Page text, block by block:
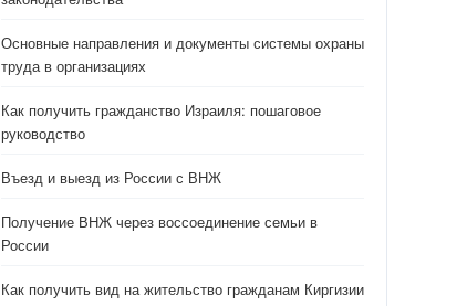
Основные направления и документы системы охраны
труда в организациях
Как получить гражданство Израиля: пошаговое
руководство
Въезд и выезд из России с ВНЖ
Получение ВНЖ через воссоединение семьи в
России
Как получить вид на жительство гражданам Киргизии